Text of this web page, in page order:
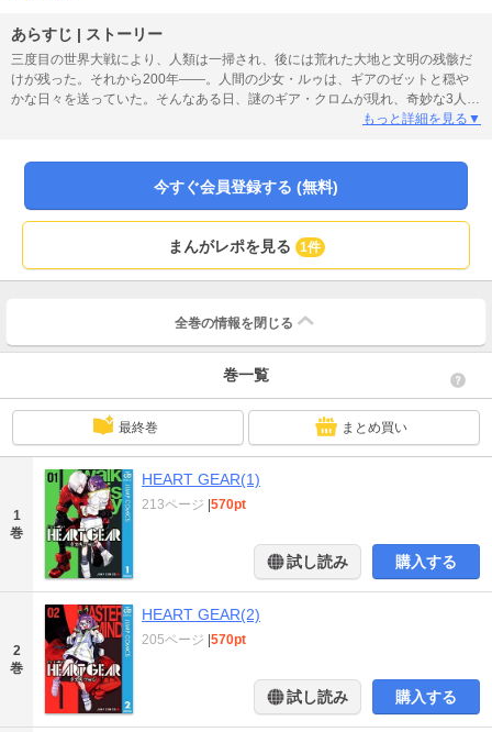
あらすじ | ストーリー
三度目の世界大戦により、人類は一掃され、後には荒れた大地と文明の残骸だ
けが残った。それから200年――。人間の少女・ルゥは、ギアのゼットと穏や
かな日々を送っていた。そんなある日、謎のギア・クロムが現れ、奇妙な3人暮
らしが始まる。だが、狂機（インセイン）との遭遇により彼女の生きる道は一
もっと詳細を見る▼
今すぐ会員登録する (無料)
まんがレポを見る 1件
全巻の情報を 閉じる
巻一覧
最終巻 まとめ買い
1
巻
HEART GEAR(1)
213ページ |570pt
試し読み 購入する
2
巻
HEART GEAR(2)
205ページ |570pt
試し読み 購入する